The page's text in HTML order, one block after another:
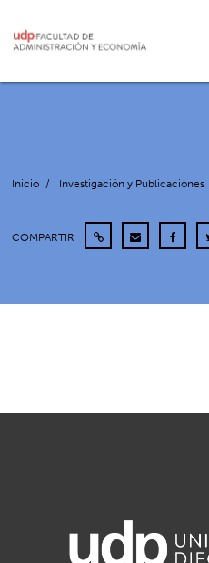
Inicio / Investigación y Publicaciones
COMPARTIR